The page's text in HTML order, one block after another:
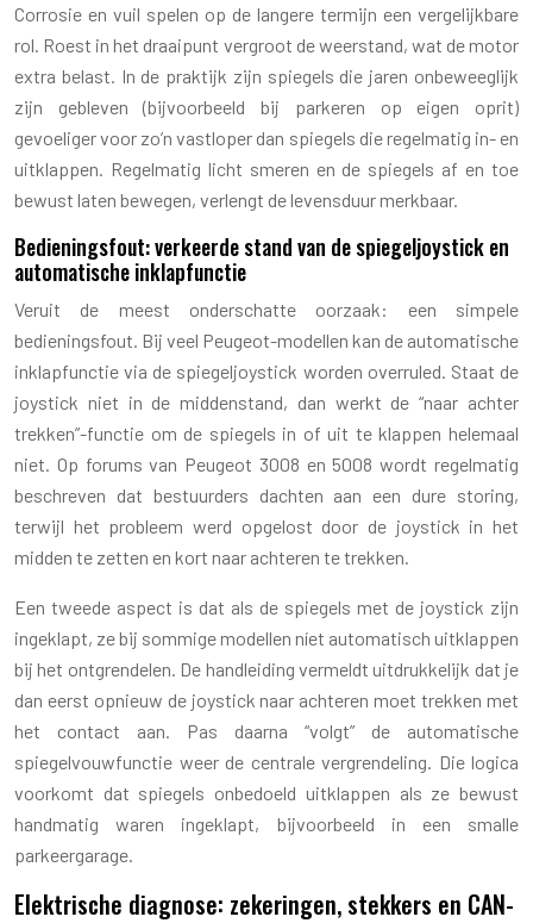
Corrosie en vuil spelen op de langere termijn een vergelijkbare
rol. Roest in het draaipunt vergroot de weerstand, wat de motor
extra belast. In de praktijk zijn spiegels die jaren onbeweeglijk
zijn gebleven (bijvoorbeeld bij parkeren op eigen oprit)
gevoeliger voor zo’n vastloper dan spiegels die regelmatig in- en
uitklappen. Regelmatig licht smeren en de spiegels af en toe
bewust laten bewegen, verlengt de levensduur merkbaar.
Bedieningsfout: verkeerde stand van de spiegeljoystick en
automatische inklapfunctie
Veruit de meest onderschatte oorzaak: een simpele
bedieningsfout. Bij veel Peugeot-modellen kan de automatische
inklapfunctie via de spiegeljoystick worden overruled. Staat de
joystick niet in de middenstand, dan werkt de “naar achter
trekken”-functie om de spiegels in of uit te klappen helemaal
niet. Op forums van Peugeot 3008 en 5008 wordt regelmatig
beschreven dat bestuurders dachten aan een dure storing,
terwijl het probleem werd opgelost door de joystick in het
midden te zetten en kort naar achteren te trekken.
Een tweede aspect is dat als de spiegels met de joystick zijn
ingeklapt, ze bij sommige modellen níet automatisch uitklappen
bij het ontgrendelen. De handleiding vermeldt uitdrukkelijk dat je
dan eerst opnieuw de joystick naar achteren moet trekken met
het contact aan. Pas daarna “volgt” de automatische
spiegelvouwfunctie weer de centrale vergrendeling. Die logica
voorkomt dat spiegels onbedoeld uitklappen als ze bewust
handmatig waren ingeklapt, bijvoorbeeld in een smalle
parkeergarage.
Elektrische diagnose: zekeringen, stekkers en CAN-